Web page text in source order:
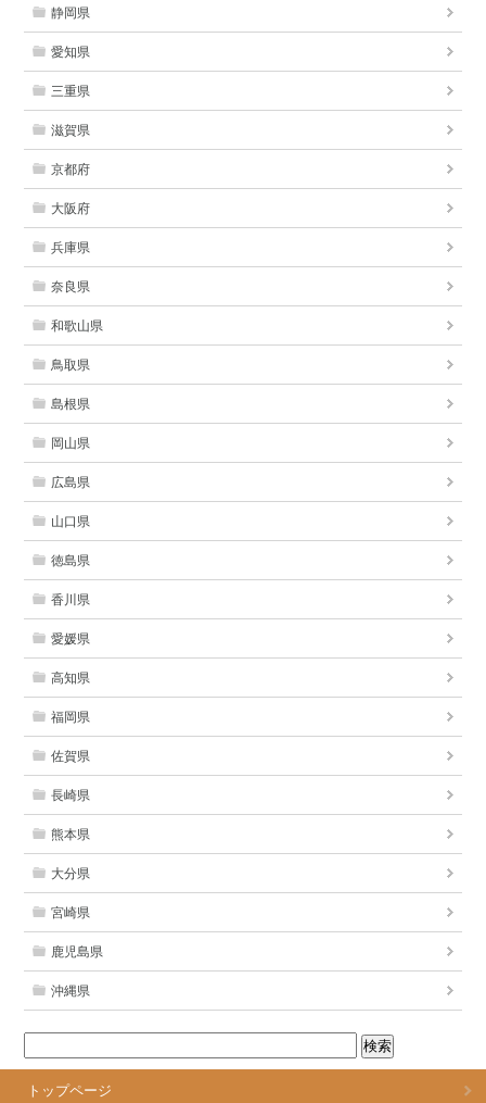
静岡県
愛知県
三重県
滋賀県
京都府
大阪府
兵庫県
奈良県
和歌山県
鳥取県
島根県
岡山県
広島県
山口県
徳島県
香川県
愛媛県
高知県
福岡県
佐賀県
長崎県
熊本県
大分県
宮崎県
鹿児島県
沖縄県
トップページ